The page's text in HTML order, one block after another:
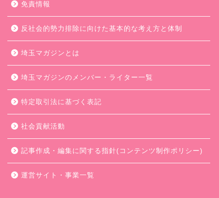
免責情報
反社会的勢力排除に向けた基本的な考え方と体制
埼玉マガジンとは
埼玉マガジンのメンバー・ライター一覧
特定取引法に基づく表記
社会貢献活動
記事作成・編集に関する指針(コンテンツ制作ポリシー)
運営サイト・事業一覧